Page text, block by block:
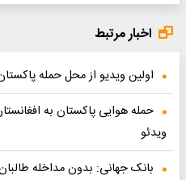
اخبار مرتبط
اولین ویدیو از محل حمله
حمله هوایی پاکستان به
ویدئو
بانک جهانی: بدون مداخله